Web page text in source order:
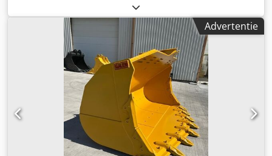
, Bouwjaar:
16.300 h, machine-/voertuignummer:
KMTP0087T02020305
, Komatsu PC450 model 2005, 16.300
uur, 27 meter giekarm € 195.000 (3 giekdelen en schaar
zijn nieuw) Productiedatum van de giekarm en schaar:
2024 Dsdjv Enwpjpfx Andskr De machine is gereviseerd
door een erkende Komatsu-servicedienst. Deze machine is
betrouwbaar in gebruik in conflict- en oorlogsgebieden.
Omdat alle onderhoudswerkzaamheden recent zijn
uitgevoerd, zijn er geen extra inspanningen nodig op de
Advertentie